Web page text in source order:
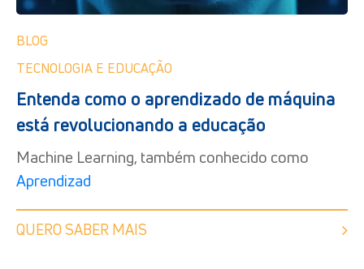
BLOG
TECNOLOGIA E EDUCAÇÃO
Entenda como o aprendizado de máquina
está revolucionando a educação
Machine Learning, também conhecido como
Aprendizad
QUERO SABER MAIS